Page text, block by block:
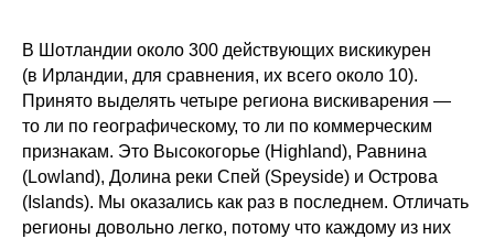
В Шотландии около 300 действующих вискикурен
(в Ирландии, для сравнения, их всего около 10).
Принято выделять четыре региона вискиварения —
то ли по географическому, то ли по коммерческим
признакам. Это Высокогорье (Highland), Равнина
(Lowland), Долина реки Спей (Speyside) и Острова
(Islands). Мы оказались как раз в последнем. Отличать
регионы довольно легко, потому что каждому из них